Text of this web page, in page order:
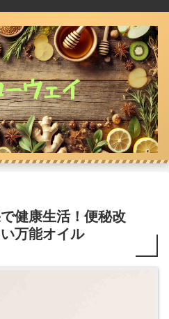
健康生活！便秘改
万能オイル